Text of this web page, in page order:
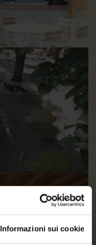
Informazioni sui cookie